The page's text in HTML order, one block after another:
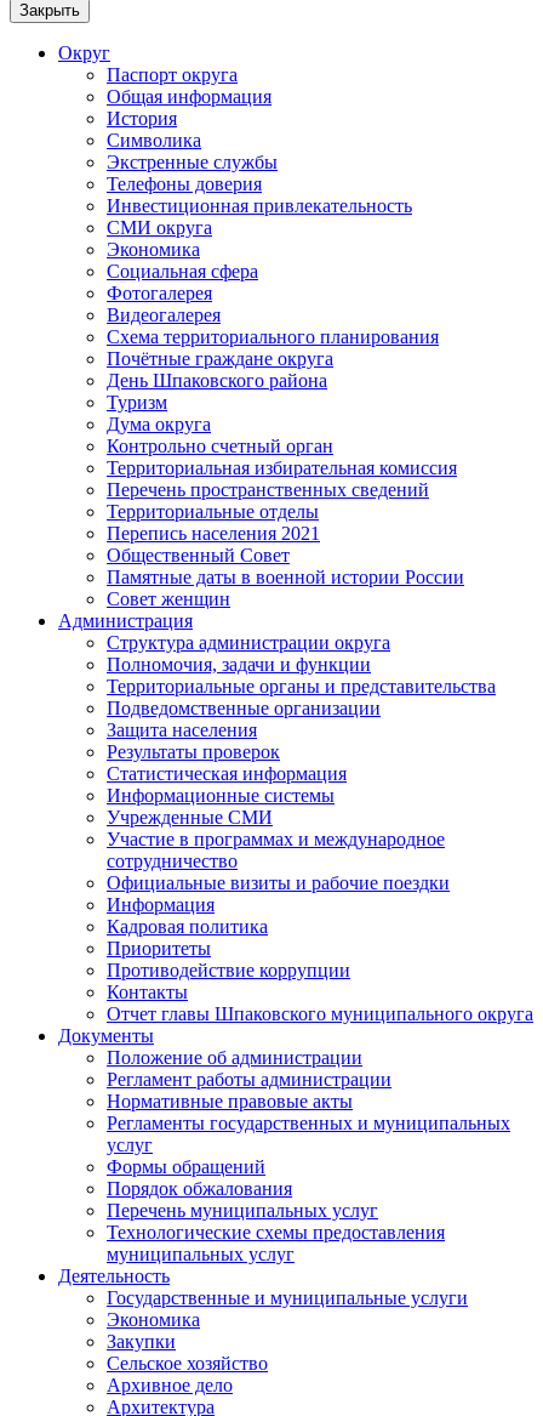
Закрыть
Округ
Паспорт округа
Общая информация
История
Символика
Экстренные службы
Телефоны доверия
Инвестиционная привлекательность
СМИ округа
Экономика
Социальная сфера
Фотогалерея
Видеогалерея
Схема территориального планирования
Почётные граждане округа
День Шпаковского района
Туризм
Дума округа
Контрольно счетный орган
Территориальная избирательная комиссия
Перечень пространственных сведений
Территориальные отделы
Перепись населения 2021
Общественный Совет
Памятные даты в военной истории России
Совет женщин
Администрация
Структура администрации округа
Полномочия, задачи и функции
Территориальные органы и представительства
Подведомственные организации
Защита населения
Результаты проверок
Статистическая информация
Информационные системы
Учрежденные СМИ
Участие в программах и международное
сотрудничество
Официальные визиты и рабочие поездки
Информация
Кадровая политика
Приоритеты
Противодействие коррупции
Контакты
Отчет главы Шпаковского муниципального округа
Документы
Положение об администрации
Регламент работы администрации
Нормативные правовые акты
Регламенты государственных и муниципальных
услуг
Формы обращений
Порядок обжалования
Перечень муниципальных услуг
Технологические схемы предоставления
муниципальных услуг
Деятельность
Государственные и муниципальные услуги
Экономика
Закупки
Сельское хозяйство
Архивное дело
Архитектура